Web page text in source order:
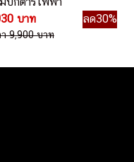
บาท
ลด30%
า 9,900 บาท